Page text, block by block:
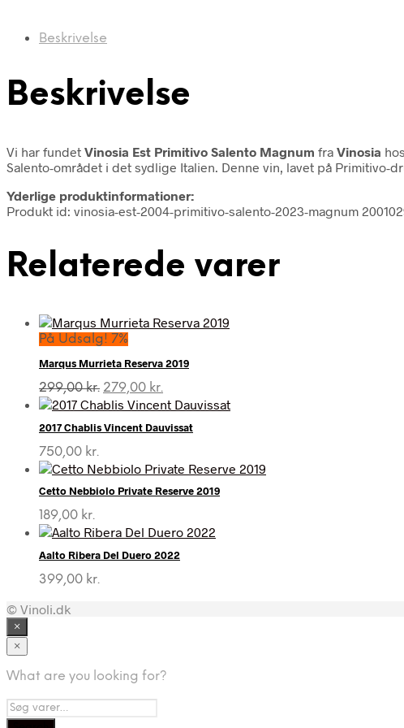
Beskrivelse
Beskrivelse
Vi har fundet Vinosia Est Primitivo Salento Magnum fra Vinosia
Salento-området i det sydlige Italien. Denne vin, lavet på
Yderlige produktinformationer:
Produkt id: vinosia-est-2004-primitivo-salento-2023-magnum
Relaterede varer
På Udsalg! 7%
Marqus Murrieta Reserva 2019
299,00kr. Den
oprindelige
var:
279,00 kr.
aktuelle
er:
2017 Chablis Vincent Dauvissat
750,00 kr.
Cetto Nebbiolo Private Reserve 2019
189,00 kr.
Aalto Ribera Del Duero 2022
399,00 kr.
© Vinoli.dk
×
×
What are you looking for?